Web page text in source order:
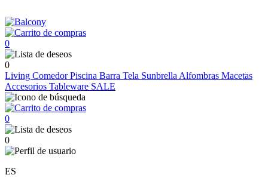
0
0
Living ComedorPiscina Barra Tela Sunbrella Alfombras Macetas
Accesorios Tableware SALE
0
0
ES